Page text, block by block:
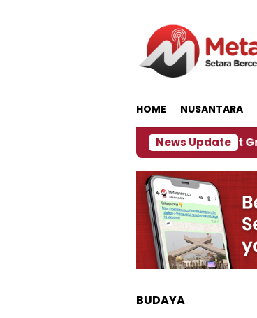
HOME NUSANTARA
News Update
Panitia Siapkan Kopi dan Pijat Gratis
BUDAYA